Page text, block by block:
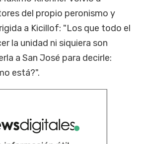
del propio peronismo y
a Kicillof: "Los que todo el
la unidad ni siquiera son
a San José para decirle:
está?".